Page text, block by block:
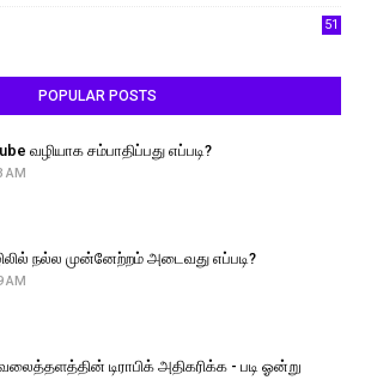
51
POPULAR POSTS
வழியாக சம்பாதிப்பது எப்படி?
AM
நல்ல முன்னேற்றம் அடைவது எப்படி?
AM
டிராபிக் அதிகரிக்க - படி ஓன்று